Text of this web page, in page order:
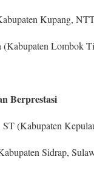
Kupang,
(Kabupaten Lombok
Berprestasi
(Kabupaten
Sidrap,